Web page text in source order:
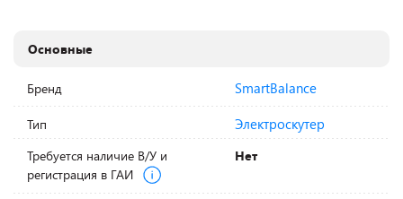
Основные
Бренд SmartBalance
Тип Электроскутер
Требуется наличие В/У и
регистрация в ГАИ
Нет